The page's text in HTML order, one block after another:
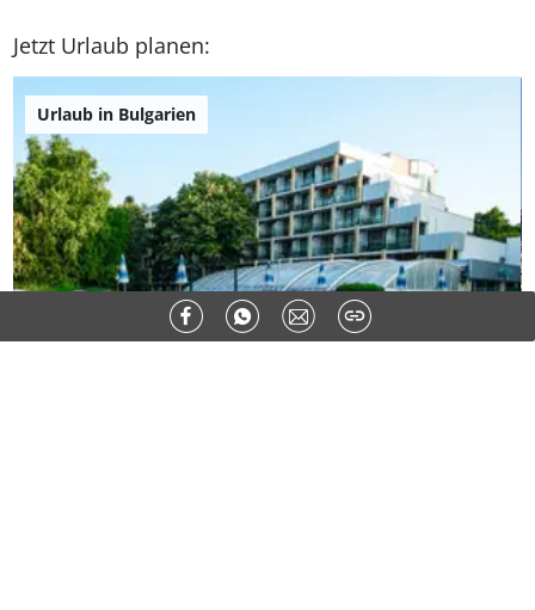
* Pflichtfelder
Kommentar absenden
Jetzt Urlaub planen: